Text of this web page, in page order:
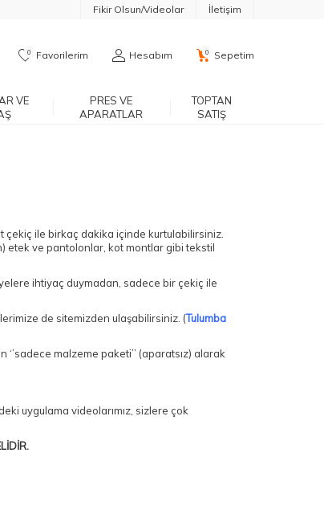
Fikir Olsun/Videolar İletişim
0 Favorilerim Hesabım 0 Sepetim
VE
PRES VE
APARATLAR
TOPTAN
SATIŞ
çekiç ile birkaç dakika içinde kurtulabilirsiniz.
etek ve pantolonlar, kot montlar gibi tekstil
ihtiyaç duymadan, sadece bir çekiç ile
de sitemizden ulaşabilirsiniz. (Tulumba
malzeme paketi’’ (aparatsız) alarak
uygulama videolarımız, sizlere çok